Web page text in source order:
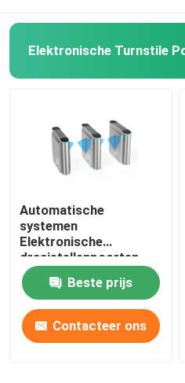
Elektronische Turnstile
Automatische
systemen
Elektronische
draaistellenpoorten
met RFID-kaart 550-
900 mmBeste prijs
Contacteer ons